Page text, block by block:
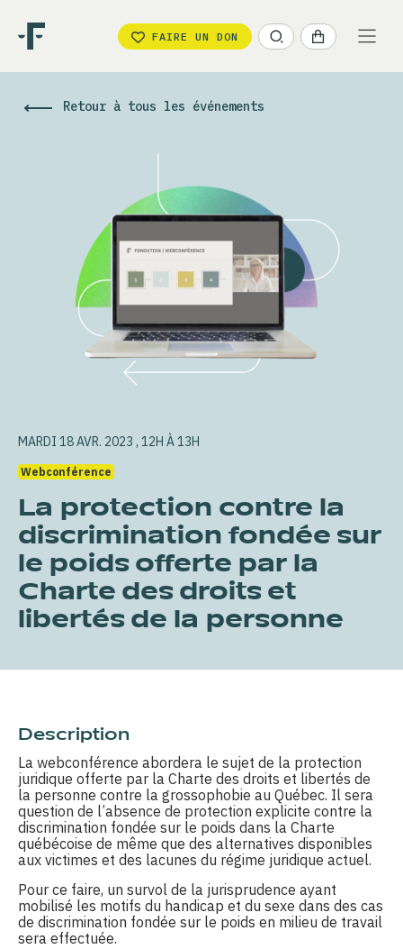
FAIRE UN DON
Retour à tous les événements
MARDI 18 AVR. 2023 , 12H À 13H
Webconférence
La protection contre la
discrimination fondée sur
le poids offerte par la
Charte des droits et
libertés de la personne
Description
La webconférence abordera le sujet de la protection
juridique offerte par la Charte des droits et libertés de
la personne contre la grossophobie au Québec. Il sera
question de l’absence de protection explicite contre la
discrimination fondée sur le poids dans la Charte
québécoise de même que des alternatives disponibles
aux victimes et des lacunes du régime juridique actuel.
Pour ce faire, un survol de la jurisprudence ayant
mobilisé les motifs du handicap et du sexe dans des cas
de discrimination fondée sur le poids en milieu de travail
sera effectuée.